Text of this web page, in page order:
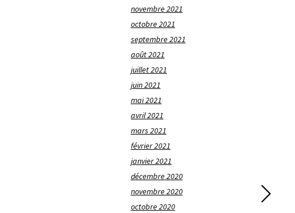
novembre 2021
octobre 2021
septembre 2021
août 2021
juillet 2021
juin 2021
mai 2021
avril 2021
mars 2021
février 2021
janvier 2021
décembre 2020
novembre 2020
octobre 2020